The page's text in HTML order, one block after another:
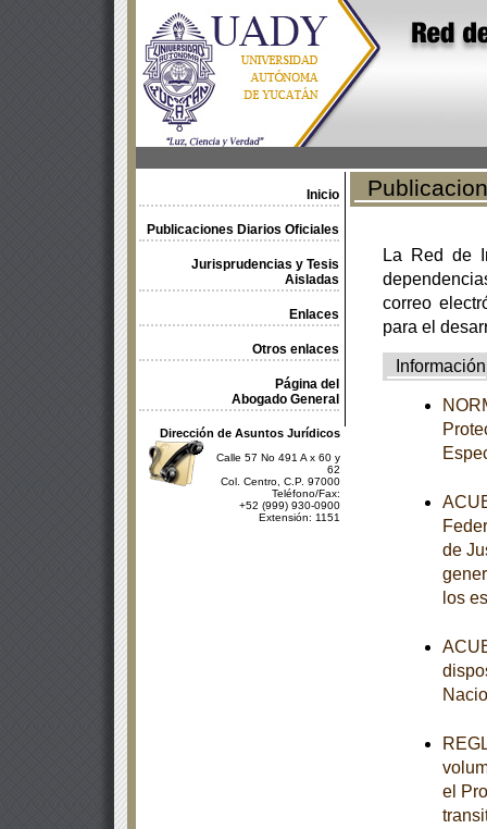
Inicio
Publicaciones Diarios Oficiales
Jurisprudencias y Tesis
Aisladas
Enlaces
Otros enlaces
Página del
Abogado General
Dirección de Asuntos Jurídicos
Calle 57 No 491 A x 60 y
62
Col. Centro, C.P. 97000
Teléfono/Fax:
+52 (999) 930-0900
Extensión: 1151
La Red de
correo
para el
Información
de
los
el